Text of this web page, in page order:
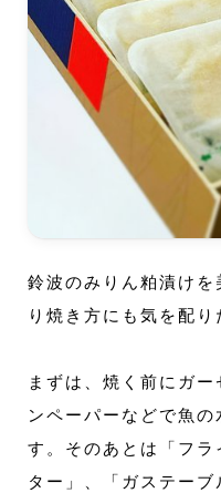
鈴波のみりん粕漬け
り焼き方にも気を配り
まずは、焼く前にガ
ンペーパーなどで魚
す。そのあとは「フラ
ター」、「ガステー